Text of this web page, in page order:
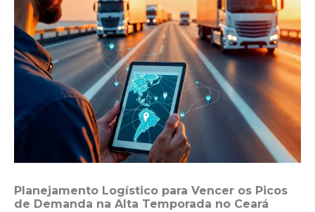
Planejamento Logístico para Vencer os Picos
de Demanda na Alta Temporada no Ceará